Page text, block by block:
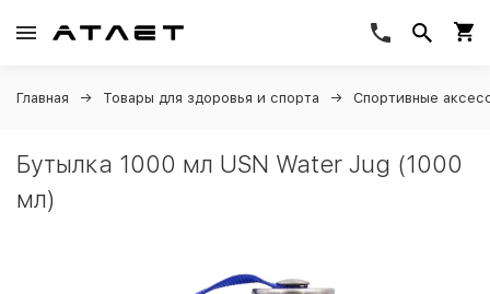
Главная Товары для здоровья и спорта Спортивные
Бутылка 1000 мл USN Water Jug (1000
мл)